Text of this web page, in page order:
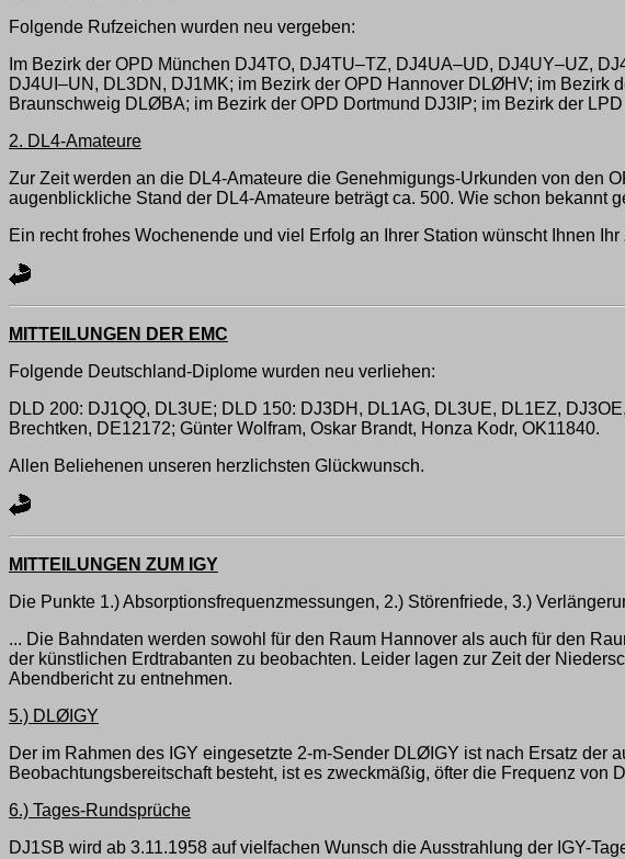
Folgende Rufzeichen wurden neu vergeben:
Im Bezirk der OPD München DJ4TO, DJ4TU–TZ, DJ4UA–UD, DJ4UY–UZ,
DJ4UI–UN, DL3DN, DJ1MK; im Bezirk der OPD Hannover DLØHV; im
Braunschweig DLØBA; im Bezirk der OPD Dortmund DJ3IP; im Bezirk der
2. DL4-Amateure
Zur Zeit werden an die DL4-Amateure die Genehmigungs-Urkunden von den
augenblickliche Stand der DL4-Amateure beträgt ca. 500. Wie schon bekannt
Ein recht frohes Wochenende und viel Erfolg an Ihrer Station wünscht Ihnen
MITTEILUNGEN DER EMC
Folgende Deutschland-Diplome wurden neu verliehen:
DLD 200: DJ1QQ, DL3UE; DLD 150: DJ3DH, DL1AG, DL3UE, DL1EZ,
Brechtken, DE12172; Günter Wolfram, Oskar Brandt, Honza Kodr, OK11840.
Allen Beliehenen unseren herzlichsten Glückwunsch.
MITTEILUNGEN ZUM IGY
Die Punkte 1.) Absorptionsfrequenzmessungen, 2.) Störenfriede, 3.)
... Die Bahndaten werden sowohl für den Raum Hannover als auch für den
der künstlichen Erdtrabanten zu beobachten. Leider lagen zur Zeit der
Abendbericht zu entnehmen.
5.) DLØIGY
Der im Rahmen des IGY eingesetzte 2-m-Sender DLØIGY ist nach Ersatz der
Beobachtungsbereitschaft besteht, ist es zweckmäßig, öfter die Frequenz
6.) Tages-Rundsprüche
DJ1SB wird ab 3.11.1958 auf vielfachen Wunsch die Ausstrahlung der IGY-